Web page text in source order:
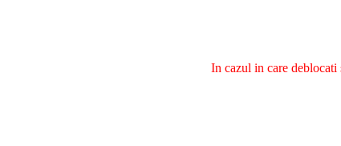
In cazul in care